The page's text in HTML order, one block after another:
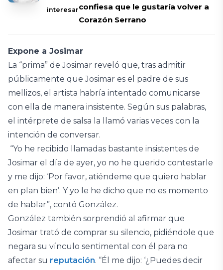
interesarconfiesa que le gustaría volver a
Corazón Serrano
Expone a Josimar
La “prima” de Josimar reveló que, tras admitir
públicamente que Josimar es el padre de sus
mellizos, el artista habría intentado comunicarse
con ella de manera insistente. Según sus palabras,
el intérprete de salsa la llamó varias veces con la
intención de conversar.
“Yo he recibido llamadas bastante insistentes de
Josimar el día de ayer, yo no he querido contestarle
y me dijo: ‘Por favor, atiéndeme que quiero hablar
en plan bien’. Y yo le he dicho que no es momento
de hablar”, contó González.
González también sorprendió al afirmar que
Josimar trató de comprar su silencio, pidiéndole que
negara su vínculo sentimental con él para no
afectar su reputación. “Él me dijo: ‘¿Puedes decir